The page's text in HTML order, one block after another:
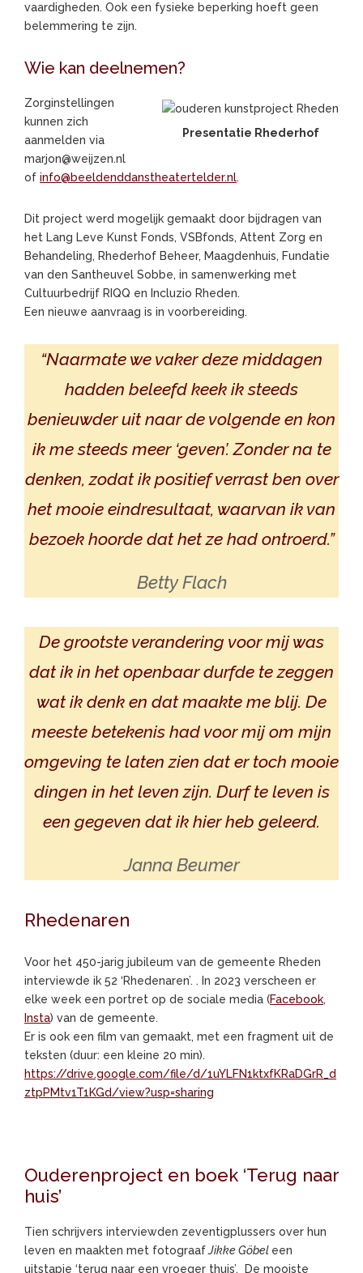
vaardigheden. Ook een fysieke beperking hoeft geen
belemmering te zijn.
Wie kan deelnemen?
Presentatie Rhederhof
Zorginstellingen
kunnen zich
aanmelden via
marjon@weijzen.nl
of info@beeldenddanstheatertelder.nl.
Dit project werd mogelijk gemaakt door bijdragen van
het Lang Leve Kunst Fonds, VSBfonds, Attent Zorg en
Behandeling, Rhederhof Beheer, Maagdenhuis, Fundatie
van den Santheuvel Sobbe, in samenwerking met
Cultuurbedrijf RIQQ en Incluzio Rheden.
Een nieuwe aanvraag is in voorbereiding.
“Naarmate we vaker deze middagen
hadden beleefd keek ik steeds
benieuwder uit naar de volgende en kon
ik me steeds meer ‘geven’. Zonder na te
denken, zodat ik positief verrast ben over
het mooie eindresultaat, waarvan ik van
bezoek hoorde dat het ze had ontroerd.”
Betty Flach
De grootste verandering voor mij was
dat ik in het openbaar durfde te zeggen
wat ik denk en dat maakte me blij. De
meeste betekenis had voor mij om mijn
omgeving te laten zien dat er toch mooie
dingen in het leven zijn. Durf te leven is
een gegeven dat ik hier heb geleerd.
Janna Beumer
Rhedenaren
Voor het 450-jarig jubileum van de gemeente Rheden
interviewde ik 52 ‘Rhedenaren’. . In 2023 verscheen er
elke week een portret op de sociale media (Facebook,
Insta) van de gemeente.
Er is ook een film van gemaakt, met een fragment uit de
teksten (duur: een kleine 20 min).
https://drive.google.com/file/d/1uYLFN1ktxfKRaDGrR_d
ztpPMtv1T1KGd/view?usp=sharing
Ouderenproject en boek ‘Terug naar
huis’
Tien schrijvers interviewden zeventigplussers over hun
leven en maakten met fotograafJikke Göbel een
uitstapje ‘terug naar een vroeger thuis’. De mooiste